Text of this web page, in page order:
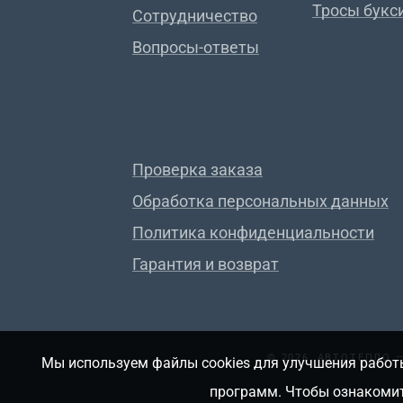
Сотрудничество
Вопросы-ответы
Тросы
Проверка заказа
Обработка персональных данных
Политика конфиденциальности
Гарантия и возврат
© 2026, АВТОТЕПЛО
Мы используем файлы cookies для улучшения
программ. Чтобы